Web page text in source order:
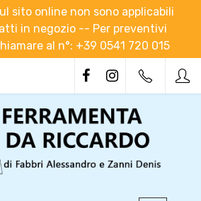
sito online non sono applicabili
in negozio -- Per preventivi
al n°: +39 0541 720 015